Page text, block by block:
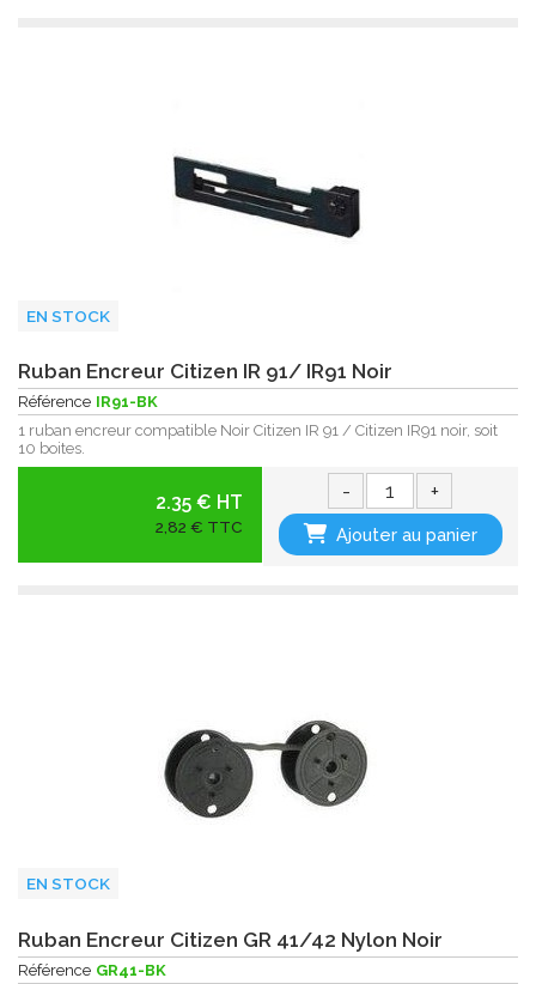
EN STOCK
Ruban Encreur Citizen IR 91/ IR91 Noir
Référence IR91-BK
1 ruban encreur compatible Noir Citizen IR 91 / Citizen IR91 noir, soit
10 boites.
2.35 € HT
2,82 € TTC
- +
Ajouter au panier
EN STOCK
Ruban Encreur Citizen GR 41/42 Nylon Noir
Référence GR41-BK